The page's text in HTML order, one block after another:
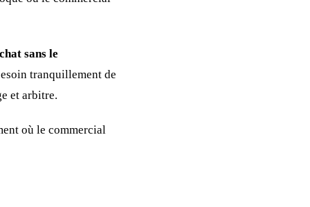
sans le
tranquillement de
et arbitre.
où le commercial